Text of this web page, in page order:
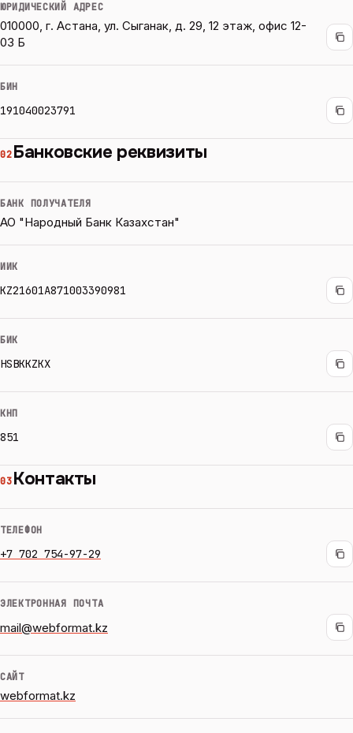
ЮРИДИЧЕСКИЙ АДРЕС
010000, г. Астана, ул. Сыганак, д. 29, 12 этаж, офис 12-
03 Б
БИН
191040023791
02Банковские реквизиты
БАНК ПОЛУЧАТЕЛЯ
АО "Народный Банк Казахстан"
ИИК
KZ21601A871003390981
БИК
HSBKKZKX
КНП
851
03Контакты
ТЕЛЕФОН
+7 702 754-97-29
ЭЛЕКТРОННАЯ ПОЧТА
mail@webformat.kz
САЙТ
webformat.kz